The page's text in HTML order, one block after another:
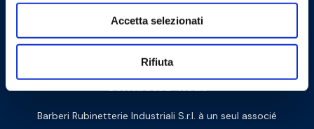
Accetta selezionati
Rifiuta
Cookie Policy Privacy Policy
Contactez-nous
Barberi Rubinetterie Industriali S.r.l. à un seul associé